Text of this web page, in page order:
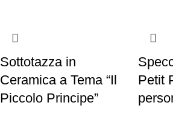
Sottotazza in
Ceramica a Tema “Il
Piccolo Principe”
Petit